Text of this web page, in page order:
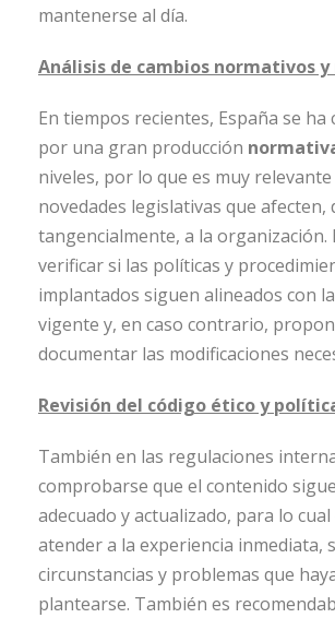
mantenerse al día.
Análisis de cambios normativos
En tiempos recientes, España se ha
por una gran producción
niveles, por lo que es muy
novedades legislativas que afecten,
tangencialmente, a la organización.
verificar si las políticas y
implantados siguen alineados con
vigente y, en caso contrario,
documentar las modificaciones
Revisión del código ético y
También en las regulaciones
comprobarse que el contenido
adecuado y actualizado, para lo
atender a la experiencia inmediata,
circunstancias y problemas que
plantearse. También es